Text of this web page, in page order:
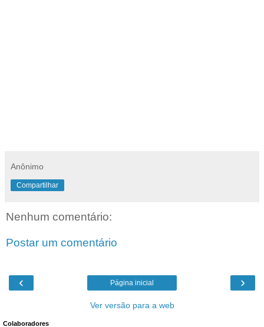
Anônimo
Compartilhar
Nenhum comentário:
Postar um comentário
‹ ›
Página inicial
Ver versão para a web
Colaboradores